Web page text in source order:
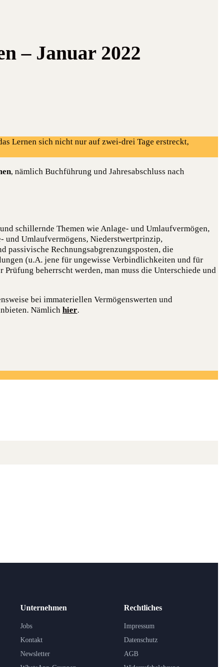
– Januar 2022
Lernen sich nicht nur auf zwei-drei Tage erstreckt,
, nämlich Buchführung und Jahresabschluss nach
schillernde Themen wie Anlage- und Umlaufvermögen,
und Umlaufvermögens, Niederstwertprinzip,
passivische Rechnungsabgrenzungsposten, die
(u.A. jene für ungewisse Verbindlichkeiten und für
beherrscht werden, man muss die Unterschiede und
bei immateriellen Vermögenswerten und
Nämlich hier.
Unternehmen
Jobs
Kontakt
Newsletter
Rechtliches
Impressum
Datenschutz
AGB